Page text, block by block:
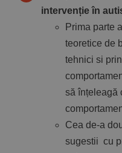
intervenție în
Prima parte
teoretice de
tehnici si
să înțeleagă
Cea de-a
sugestii cu